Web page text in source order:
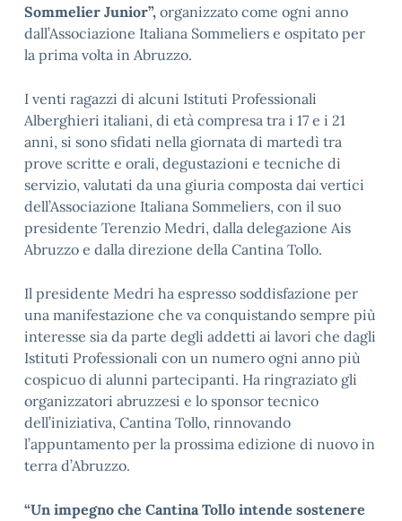
Sommelier Junior”, organizzato come ogni anno
dall’Associazione Italiana Sommeliers e ospitato per
la prima volta in Abruzzo.
I venti ragazzi di alcuni Istituti Professionali
Alberghieri italiani, di età compresa tra i 17 e i 21
anni, si sono sfidati nella giornata di martedì tra
prove scritte e orali, degustazioni e tecniche di
servizio, valutati da una giuria composta dai vertici
dell’Associazione Italiana Sommeliers, con il suo
presidente Terenzio Medri, dalla delegazione Ais
Abruzzo e dalla direzione della Cantina Tollo.
Il presidente Medri ha espresso soddisfazione per
una manifestazione che va conquistando sempre più
interesse sia da parte degli addetti ai lavori che dagli
Istituti Professionali con un numero ogni anno più
cospicuo di alunni partecipanti. Ha ringraziato gli
organizzatori abruzzesi e lo sponsor tecnico
dell’iniziativa, Cantina Tollo, rinnovando
l’appuntamento per la prossima edizione di nuovo in
terra d’Abruzzo.
“Un impegno che Cantina Tollo intende sostenere